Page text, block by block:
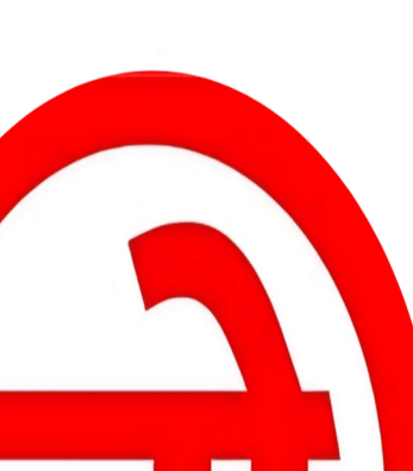
का दंड
का साधारण कारावास और 3 लाख 50 हजार रुपये प्रतिकर
उधार लिए थे। सुरक्षा के रूप में दिया गया चेक बैंक में
परक्राम्य लिखित अधिनियम के तहत मामला दर्ज